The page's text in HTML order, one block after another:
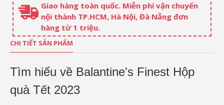
Giao hàng toàn quốc. Miễn phí vận chuyển
nội thành TP.HCM, Hà Nội, Đà Nẵng đơn
hàng từ 1 triệu.
CHI TIẾT SẢN PHẨM
Tìm hiểu về Balantine's Finest Hộp
quà Tết 2023